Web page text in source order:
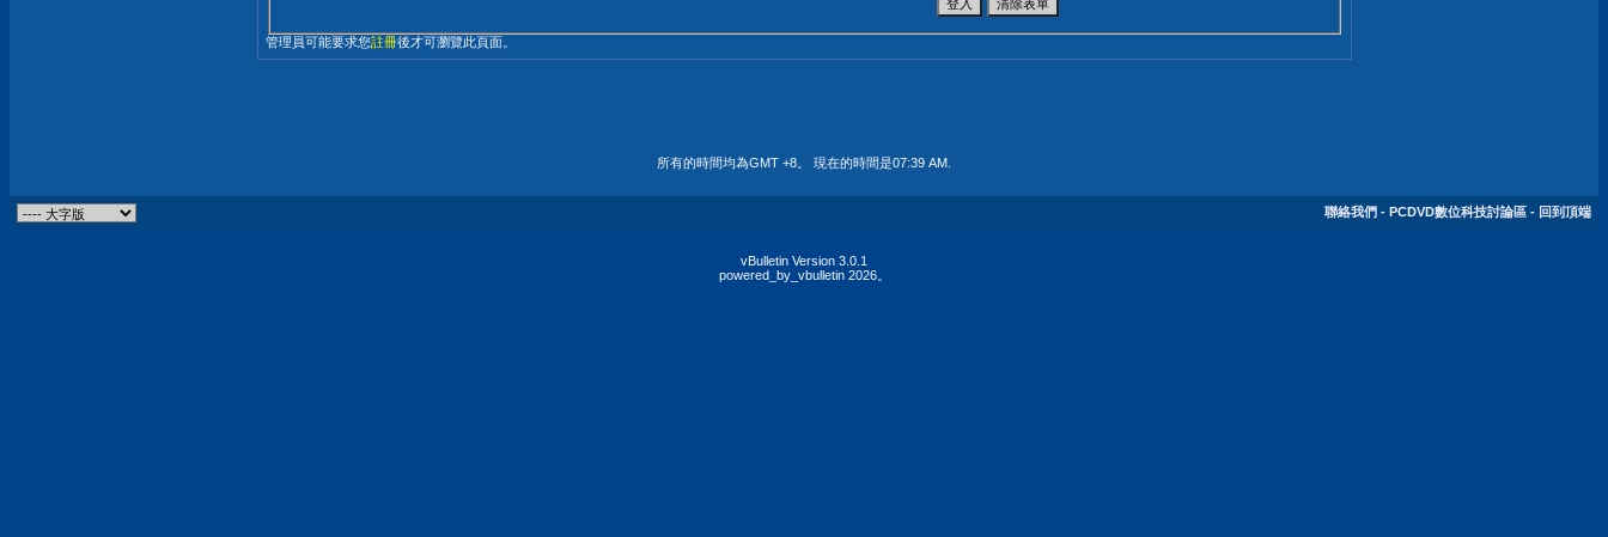
管理員可能要求您註冊後才可瀏覽此頁面。
所有的時間均為GMT +8。 現在的時間是07:39 AM
聯絡我們 - PCDVD數位科技討論區 - 回到頂端
vBulletin Version 3.0.1
powered_by_vbulletin 2026。